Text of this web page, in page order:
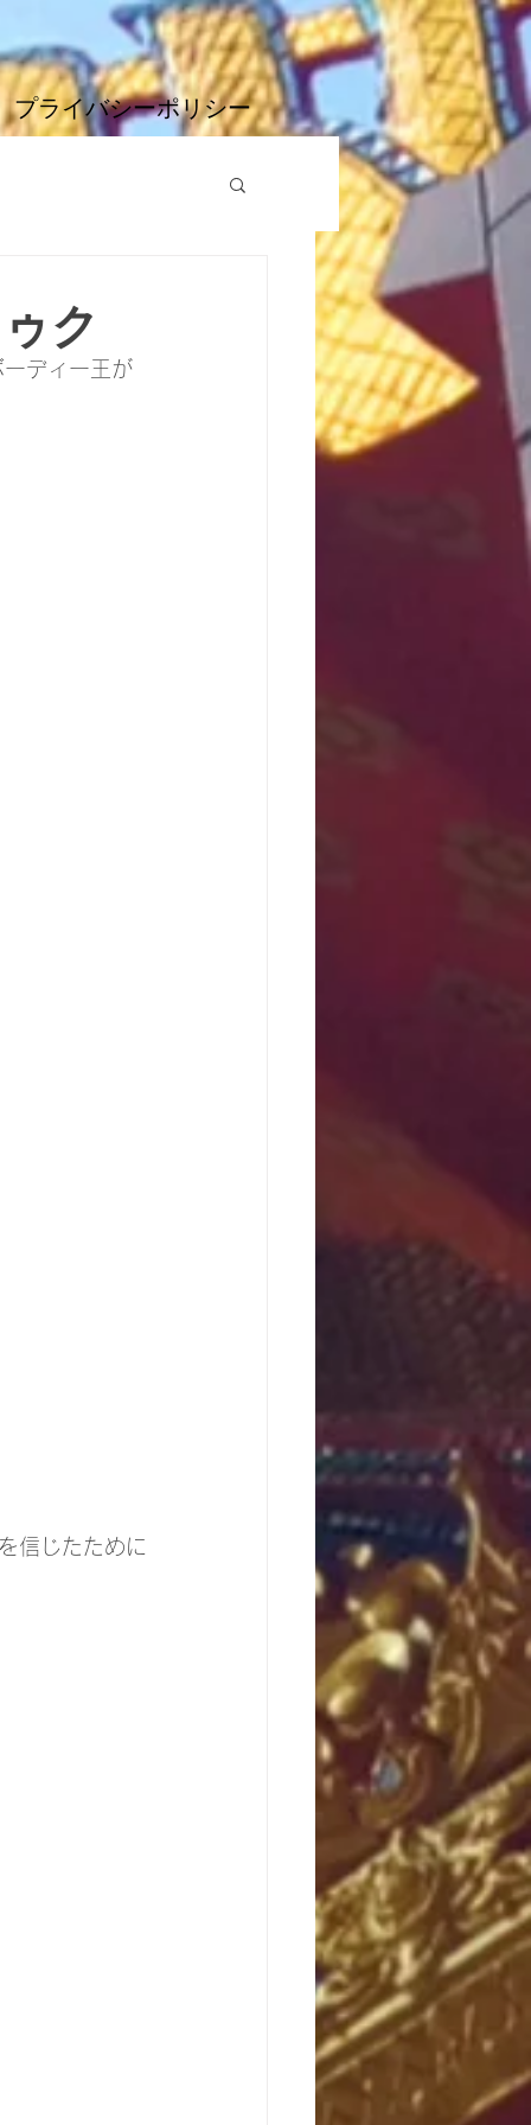
プライバシーポリシー
ク
ディー王が
信じたために